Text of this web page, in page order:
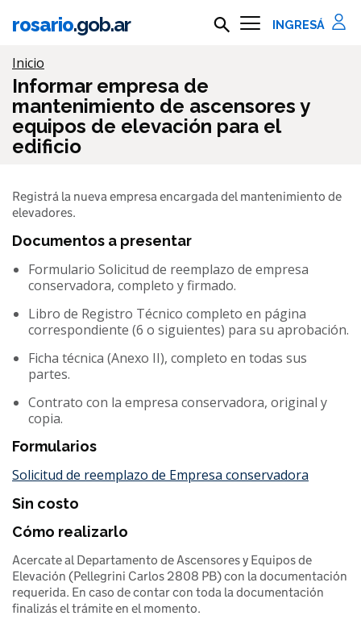
Ir al contenido principal
rosario.gob.ar Buscar en rosario.gob.ar
Información importante
Inicio
Informar empresa de
mantenimiento de ascensores y
equipos de elevación para el
edificio
Registrá la nueva empresa encargada del mantenimiento de
elevadores.
Documentos a presentar
Formulario Solicitud de reemplazo de empresa
conservadora, completo y firmado.
Libro de Registro Técnico completo en página
correspondiente (6 o siguientes) para su aprobación.
Ficha técnica (Anexo II), completo en todas sus
partes.
Contrato con la empresa conservadora, original y
copia.
Formularios
Solicitud de reemplazo de Empresa conservadora
Sin costo
Cómo realizarlo
Acercate al Departamento de Ascensores y Equipos de
Elevación (Pellegrini Carlos 2808 PB) con la documentación
requerida. En caso de contar con toda la documentación
finalizás el trámite en el momento.